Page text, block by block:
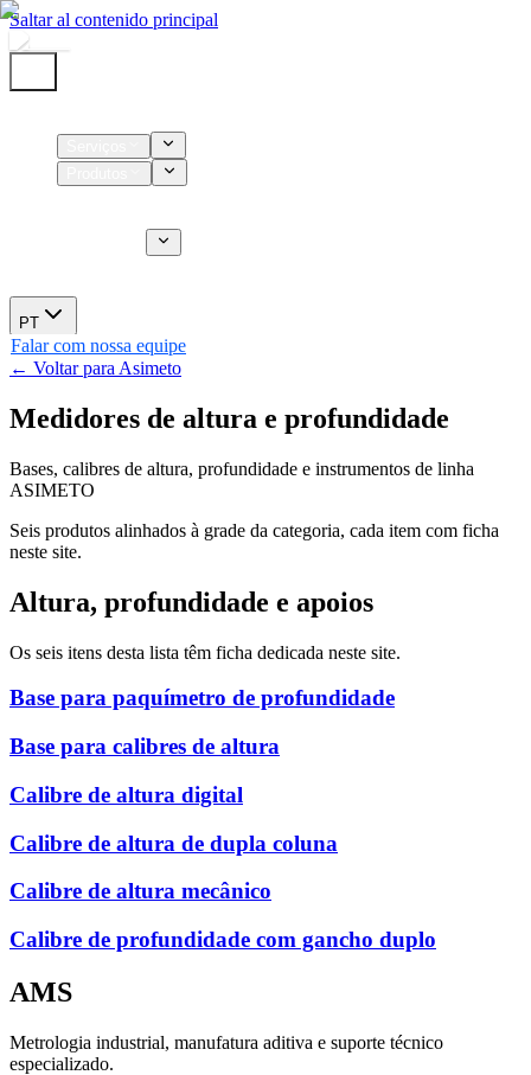
Saltar al contenido principal
PT
Falar com nossa equipe
← Voltar para Asimeto
Medidores de altura e profundidade
Bases, calibres de altura, profundidade e instrumentos de linha
ASIMETO
Seis produtos alinhados à grade da categoria, cada item com ficha
neste site.
Altura, profundidade e apoios
Os seis itens desta lista têm ficha dedicada neste site.
Base para paquímetro de profundidade
Base para calibres de altura
Calibre de altura digital
Calibre de altura de dupla coluna
Calibre de altura mecânico
Calibre de profundidade com gancho duplo
AMS
Metrologia industrial, manufatura aditiva e suporte técnico
especializado.